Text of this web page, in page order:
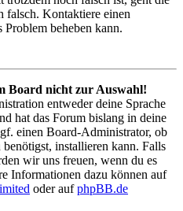
falsch. Kontaktiere einen
beheben kann.
Board nicht zur Auswahl!
entweder deine Sprache
hat das Forum bislang in deine
einen Board-Administrator, ob
benötigst, installieren kann. Falls
wir uns freuen, wenn du es
Informationen dazu können auf
oder aufphpBB.de